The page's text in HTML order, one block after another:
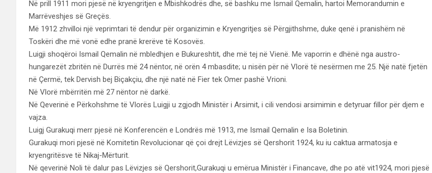
Në prill 1911 mori pjesë në kryengritjen e Mbishkodrës dhe, së bashku me Ismail Qemalin, hartoi Memorandumin e
Marrëveshjes së Greçës.
Më 1912 zhvilloi një veprimtari të dendur për organizimin e Kryengritjes së Përgjithshme, duke qenë i pranishëm në
Toskëri dhe më vonë edhe pranë krerëve të Kosovës.
Luigji shoqëroi Ismail Qemalin në mbledhjen e Bukureshtit, dhe më tej në Vienë. Me vaporrin e dhënë nga austro-
hungarezët zbritën në Durrës më 24 nëntor, në orën 4 mbasdite; u nisën për në Vlorë të nesërmen me 25. Një natë fjetën
në Çermë, tek Dervish bej Biçakçiu, dhe një natë në Fier tek Omer pashë Vrioni.
Në Vlorë mbërritën më 27 nëntor në darkë.
Në Qeverinë e Përkohshme të Vlorës Luigji u zgjodh Ministër i Arsimit, i cili vendosi arsimimin e detyruar fillor për djem e
vajza.
Luigj Gurakuqi merr pjesë në Konferencën e Londrës më 1913, me Ismail Qemalin e Isa Boletinin.
Gurakuqi mori pjesë në Komitetin Revolucionar që çoi drejt Lëvizjes së Qershorit 1924, ku iu caktua armatosja e
kryengritësve të Nikaj-Mërturit.
Në qeverinë Noli të dalur pas Lëvizjes së Qershorit,Gurakuqi u emërua Ministër i Financave, dhe po atë vit1924, mori pjesë